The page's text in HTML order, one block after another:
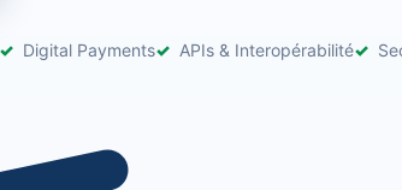
Digital Payments APIs & Interopérabilité